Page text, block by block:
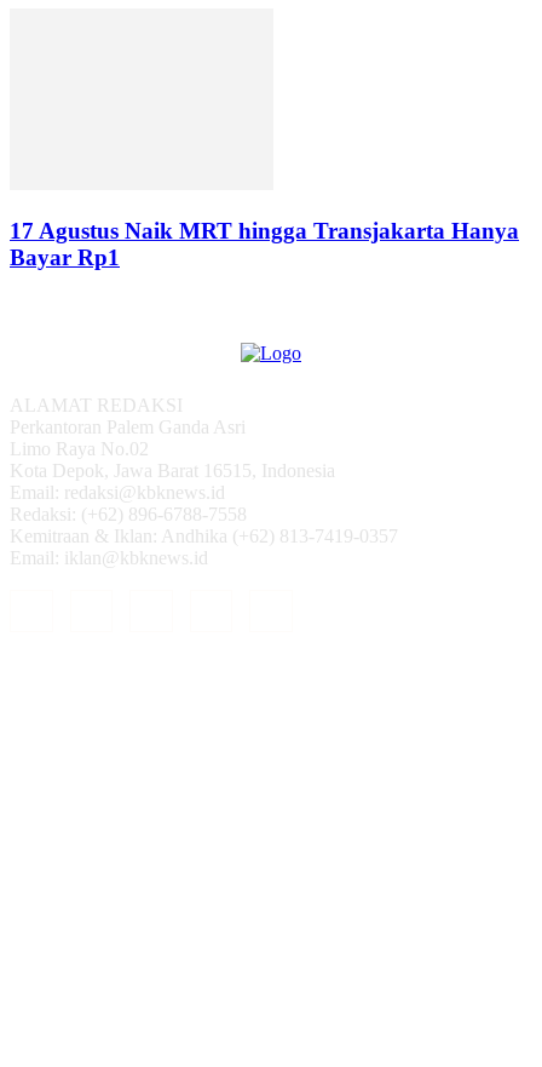
17 Agustus Naik MRT hingga Transjakarta Hanya
Bayar Rp1
ALAMAT REDAKSI
Perkantoran Palem Ganda Asri
Limo Raya No.02
Kota Depok, Jawa Barat 16515, Indonesia
Email: redaksi@kbknews.id
Redaksi: (+62) 896-6788-7558
Kemitraan & Iklan: Andhika (+62) 813-7419-0357
Email: iklan@kbknews.id